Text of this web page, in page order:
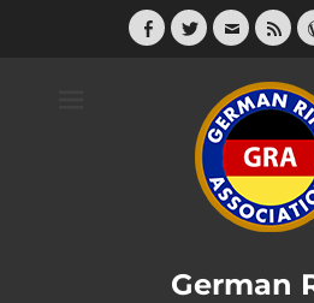
Facebook
Twitter
E-
Feed
German